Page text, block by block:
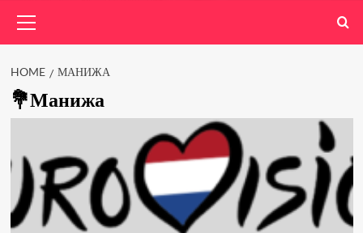
Menu
HOME МАНИЖА
Манижа